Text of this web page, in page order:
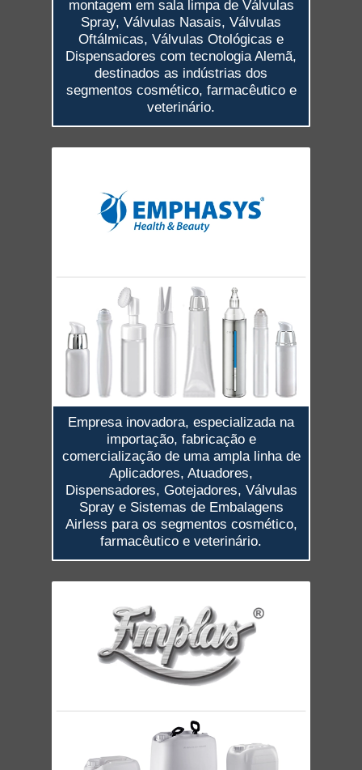
montagem em sala limpa de Válvulas
Spray, Válvulas Nasais, Válvulas
Oftálmicas, Válvulas Otológicas e
Dispensadores com tecnologia Alemã,
destinados as indústrias dos
segmentos cosmético, farmacêutico e
veterinário.
Empresa inovadora, especializada na
importação, fabricação e
comercialização de uma ampla linha de
Aplicadores, Atuadores,
Dispensadores, Gotejadores, Válvulas
Spray e Sistemas de Embalagens
Airless para os segmentos cosmético,
farmacêutico e veterinário.